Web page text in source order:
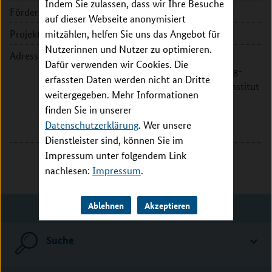
Indem Sie zulassen, dass wir Ihre Besuche
auf dieser Webseite anonymisiert
mitzählen, helfen Sie uns das Angebot für
Nutzerinnen und Nutzer zu optimieren.
Dafür verwenden wir Cookies. Die
erfassten Daten werden nicht an Dritte
weitergegeben. Mehr Informationen
finden Sie in unserer
Datenschutzerklärung. Wer unsere
Dienstleister sind, können Sie im
Impressum unter folgendem Link
nachlesen: Impressum.
Ablehnen Akzeptieren
Förderzeitraum:
2018 - 2022
Projektleitung:
Prof. Dr. Sascha Köpke
Adresse:
Universität zu Lübeck -
Universitätsklinikum Schleswig-
Holstein - Campus Lübeck - Institut
für Sozialmedizin
Ratzeburger Allee 160
23562 Lübeck
Suche